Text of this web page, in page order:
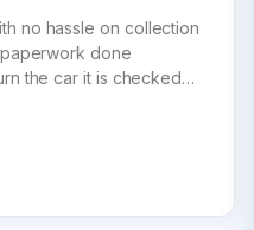
no hassle on collection
done
the car it is checked
which gives you peace